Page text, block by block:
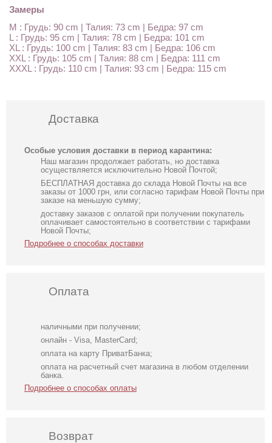
Замеры
M : Грудь: 90 cm | Талия: 73 cm | Бедра: 97 cm
L : Грудь: 95 cm | Талия: 78 cm | Бедра: 101 cm
XL : Грудь: 100 cm | Талия: 83 cm | Бедра: 106 cm
XXL : Грудь: 105 cm | Талия: 88 cm | Бедра: 111 cm
XXXL : Грудь: 110 cm | Талия: 93 cm | Бедра: 115 cm
Доставка
Особые условия доставки в период карантина:
Наш магазин продолжает работать, но доставка
осуществляется исключительно Новой Почтой;
БЕСПЛАТНАЯ доставка до склада Новой Почты на все
заказы от 1000 грн, или согласно тарифам Новой Почты при
заказе на меньшую сумму;
доставку заказов с оплатой при получении покупатель
оплачивает самостоятельно в соответствии с тарифами
Новой Почты;
Подробнее о способах доставки
Оплата
наличными при получении;
онлайн - Visa, MasterCard;
оплата на карту ПриватБанка;
оплата на расчетный счет магазина в любом отделении
банка.
Подробнее о способах оплаты
Возврат